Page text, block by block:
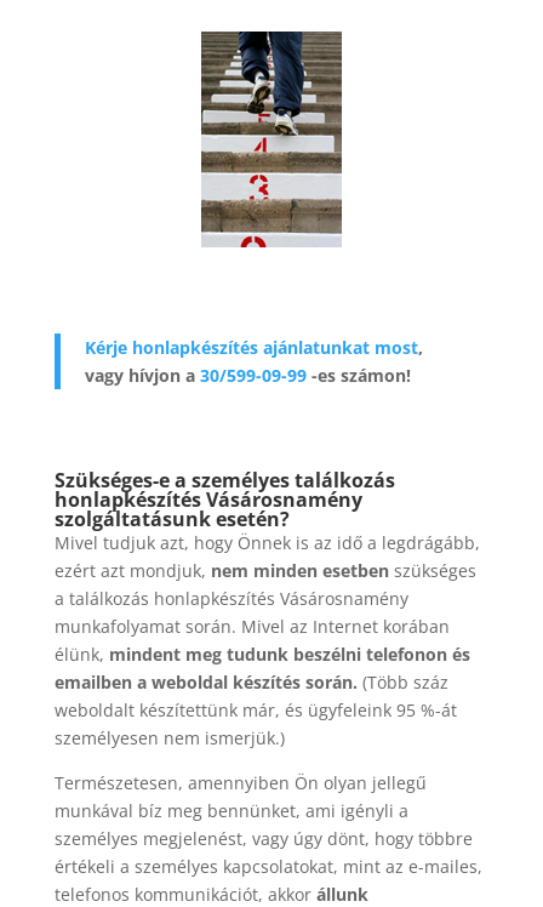
Kérje honlapkészítés ajánlatunkat most,
vagy hívjon a 30/599-09-99-es számon!
Szükséges-e a személyes találkozás
honlapkészítés Vásárosnamény
szolgáltatásunk esetén?
Mivel tudjuk azt, hogy Önnek is az idő a legdrágább,
ezért azt mondjuk, nem minden esetbenszükséges
a találkozás honlapkészítés Vásárosnamény
munkafolyamat során. Mivel az Internet korában
élünk, mindent meg tudunk beszélni telefonon és
emailben a weboldal készítés során. (Több száz
weboldalt készítettünk már, és ügyfeleink 95 %-át
személyesen nem ismerjük.)
Természetesen, amennyiben Ön olyan jellegű
munkával bíz meg bennünket, ami igényli a
személyes megjelenést, vagy úgy dönt, hogy többre
értékeli a személyes kapcsolatokat, mint az e-mailes,
telefonos kommunikációt, akkor állunk